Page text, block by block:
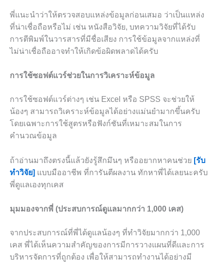
พี่แนะนำว่าให้ตรวจสอบแหล่งข้อมูลก่อนเสมอ ว่าเป็นแหล่ง
ที่น่าเชื่อถือหรือไม่ เช่น หนังสือวิจัย, บทความวิจัยที่ได้รับ
การตีพิมพ์ในวารสารที่มีชื่อเสียง การใช้ข้อมูลจากแหล่งที่
ไม่น่าเชื่อถืออาจทำให้เกิดข้อผิดพลาดได้ครับ
การใช้ซอฟต์แวร์ช่วยในการวิเคราะห์ข้อมูล
การใช้ซอฟต์แวร์ต่างๆ เช่น Excel หรือ SPSS จะช่วยให้
น้องๆ สามารถวิเคราะห์ข้อมูลได้อย่างแม่นยำมากขึ้นครับ
โดยเฉพาะการใช้สูตรหรือฟังก์ชันที่เหมาะสมในการ
คำนวณข้อมูล
ถ้าอ่านมาถึงตรงนี้แล้วยังรู้สึกมึนๆ หรืออยากหาคนช่วย [รับ
ทำวิจัย] แบบมืออาชีพ ที่การันตีผลงาน ทักหาพี่ได้เลยนะครับ
พี่ดูแลเองทุกเคส
มุมมองจากพี่ (ประสบการณ์ดูแลมากกว่า 1,000 เคส)
จากประสบการณ์ที่พี่ได้ดูแลน้องๆ ที่ทำวิจัยมากกว่า 1,000
เคส พี่ได้เห็นความสำคัญของการมีการวางแผนที่ดีและการ
บริหารจัดการที่ถูกต้อง เพื่อให้สามารถทำงานได้อย่างมี